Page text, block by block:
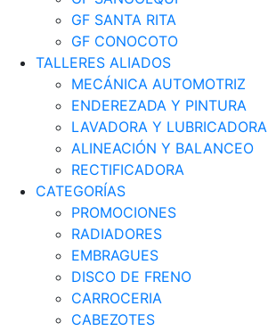
GF SANTA RITA
GF CONOCOTO
TALLERES ALIADOS
MECÁNICA AUTOMOTRIZ
ENDEREZADA Y PINTURA
LAVADORA Y LUBRICADORA
ALINEACIÓN Y BALANCEO
RECTIFICADORA
CATEGORÍAS
PROMOCIONES
RADIADORES
EMBRAGUES
DISCO DE FRENO
CARROCERIA
CABEZOTES